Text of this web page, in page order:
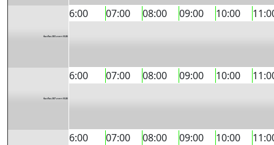
ห้องเรียน 303 อาคาร SC45
6:00 07:00 08:00 09:00 10:00
ห้องเรียน 307 อาคาร SC45
6:00 07:00 08:00 09:00 10:00
6:00 07:00 08:00 09:00 10:00